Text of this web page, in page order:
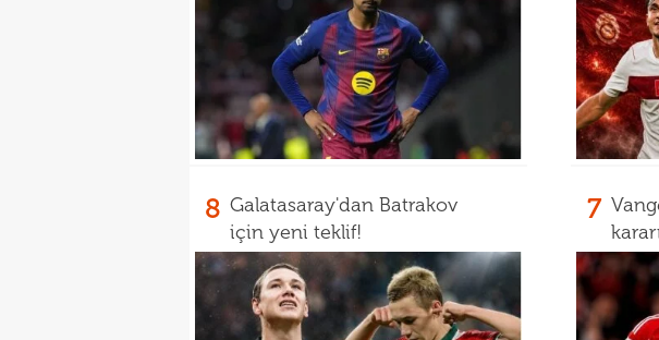
8 Galatasaray'dan Batrakov
için yeni teklif!
7